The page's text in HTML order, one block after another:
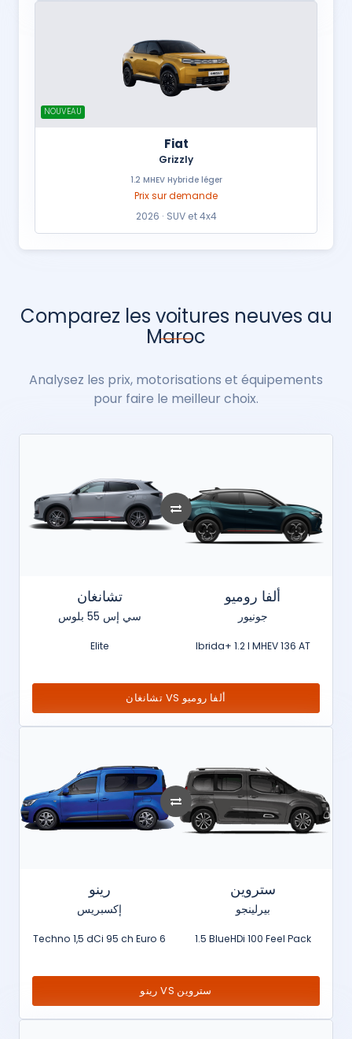
NOUVEAU
Fiat
Grizzly
1.2 MHEV Hybride léger
Prix sur demande
2026 · SUV et 4x4
Comparez les voitures neuves au
Maroc
Analysez les prix, motorisations et équipements
pour faire le meilleur choix.
تشانغان
سي إس 55 بلوس
Elite
ألفا روميو
جونيور
Ibrida+ 1.2 l MHEV 136 AT
تشانغان VS ألفا روميو
رينو
إكسبريس
Techno 1,5 dCi 95 ch Euro 6
ستروين
بيرلينجو
1.5 BlueHDi 100 Feel Pack
رينو VS ستروين